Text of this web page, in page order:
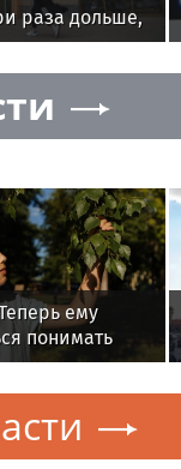
раза дольше,
ему
понимать